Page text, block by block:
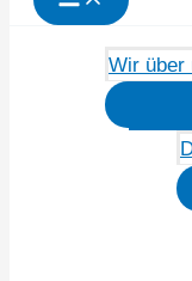
Wir über